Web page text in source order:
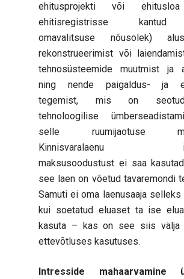
ehitusprojekti või
ehitisregistrisse kantud
omavalitsuse nõusolek)
rekonstrueerimist või
tehnosüsteemide muutmist ja
ning nende paigaldus- ja
tegemist, mis on
tehnoloogilise
selle ruumijaotuse
Kinnisvaralaenu
maksusoodustust ei saa
see laen on võetud tavaremondi
Samuti ei oma laenusaaja
kui soetatud eluaset ta ise
kasuta – kas on see siis välja
ettevõtluses kasutuses.
Intresside mahaarvamine